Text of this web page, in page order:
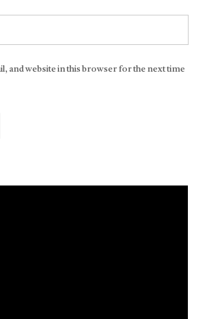
and website in this browser for the next time